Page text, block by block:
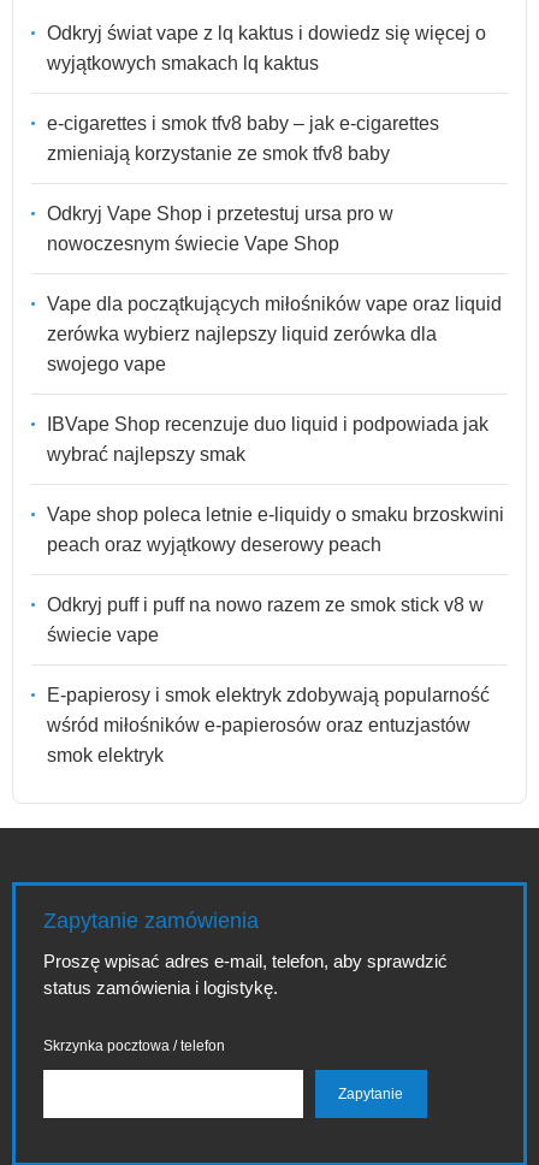
Odkryj świat vape z lq kaktus i dowiedz się więcej o
wyjątkowych smakach lq kaktus
e-cigarettes i smok tfv8 baby – jak e-cigarettes
zmieniają korzystanie ze smok tfv8 baby
Odkryj Vape Shop i przetestuj ursa pro w
nowoczesnym świecie Vape Shop
Vape dla początkujących miłośników vape oraz liquid
zerówka wybierz najlepszy liquid zerówka dla
swojego vape
IBVape Shop recenzuje duo liquid i podpowiada jak
wybrać najlepszy smak
Vape shop poleca letnie e-liquidy o smaku brzoskwini
peach oraz wyjątkowy deserowy peach
Odkryj puff i puff na nowo razem ze smok stick v8 w
świecie vape
E-papierosy i smok elektryk zdobywają popularność
wśród miłośników e-papierosów oraz entuzjastów
smok elektryk
Zapytanie zamówienia
Proszę wpisać adres e-mail, telefon, aby sprawdzić
status zamówienia i logistykę.
Skrzynka pocztowa / telefon